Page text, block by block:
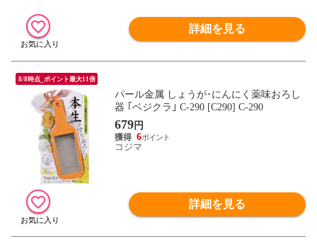
詳細を見る
8/8時点_ポイント最大11倍
パール金属 しょうが･にんにく薬味おろし
器 ｢ベジクラ｣ C-290 [C290] C-290
679円
6
コジマ
詳細を見る